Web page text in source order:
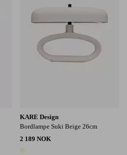
KARE Design
Bordlampe Suki Beige 26cm
2 189 NOK